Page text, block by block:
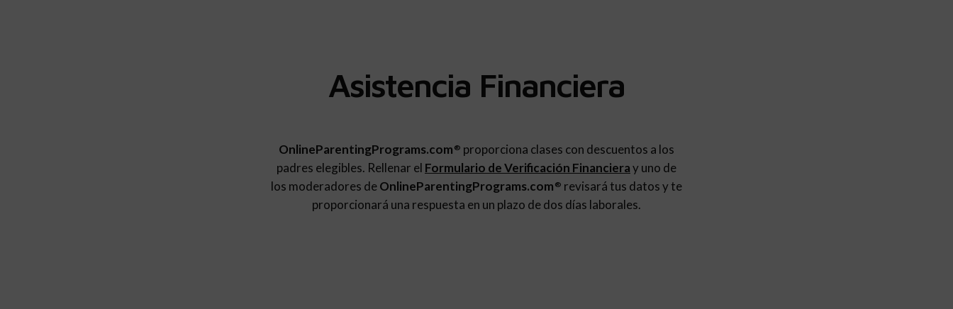
Asistencia Financiera
OnlineParentingPrograms.com ® proporciona clases con descuentos a los
padres elegibles. Rellenar el Formulario de Verificación Financieray uno de
los moderadores deOnlineParentingPrograms.com ® revisará tus datos y te
proporcionará una respuesta en un plazo de dos días laborales.